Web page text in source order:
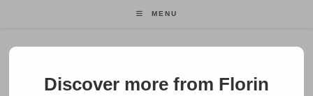
MENU
Florin Grozea
Discover more from Florin